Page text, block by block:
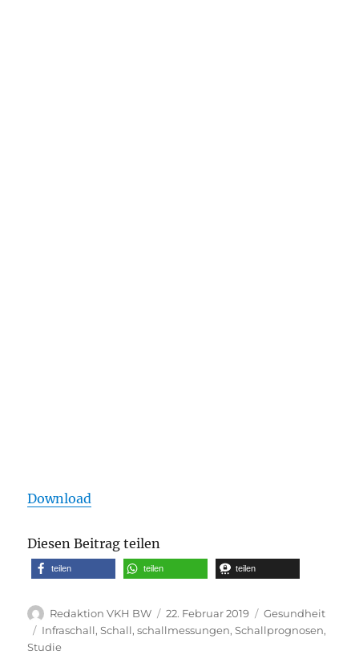
Download
Diesen Beitrag teilen
teilen teilen teilen
Autor
Redaktion VKH BW
Veröffentlicht
am
22. Februar 2019 Kategorien
Gesundheit
Schlagwörter
Infraschall,Schall,schallmessungen,Schallprognosen,
Studie